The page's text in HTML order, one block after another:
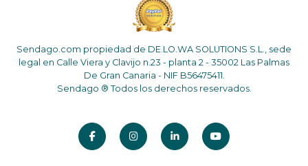
Sendago.com propiedad de DE.LO.WA SOLUTIONS S.L., sede
legal en Calle Viera y Clavijo n.23 - planta 2 - 35002 Las Palmas
De Gran Canaria - NIF B56475411.
Sendago ® Todos los derechos reservados.